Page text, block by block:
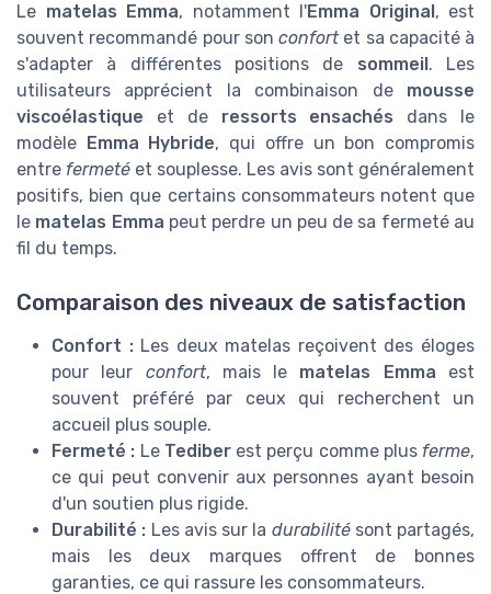
Le matelas Emma, notamment l'Emma Original , est
souvent recommandé pour son confortet sa capacité à
s'adapter à différentes positions de sommeil . Les
utilisateurs apprécient la combinaison de mousse
viscoélastique et de ressorts ensachés dans le
modèle
Emma Hybride, qui offre un bon compromis
entre fermeté et souplesse. Les avis sont généralement
positifs, bien que certains consommateurs notent que
le matelas Emma peut perdre un peu de sa fermeté au
fil du temps.
Comparaison des niveaux de satisfaction
Confort :Les deux matelas reçoivent des éloges
pour leur confort, mais le matelas Emma est
souvent préféré par ceux qui recherchent un
accueil plus souple.
Fermeté : Le Tediberest perçu comme plus ferme,
ce qui peut convenir aux personnes ayant besoin
d'un soutien plus rigide.
Durabilité : Les avis sur la durabilitésont partagés,
mais les deux marques offrent de bonnes
garanties, ce qui rassure les consommateurs.